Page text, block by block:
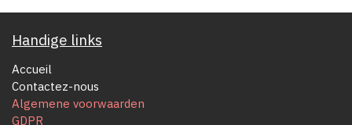
Handige links
Accueil
Contactez-nous
Algemene voorwaarden
GDPR